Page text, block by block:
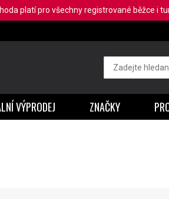
VÝPRODEJ ZNAČKY
platí pro všechny registrované běžce i